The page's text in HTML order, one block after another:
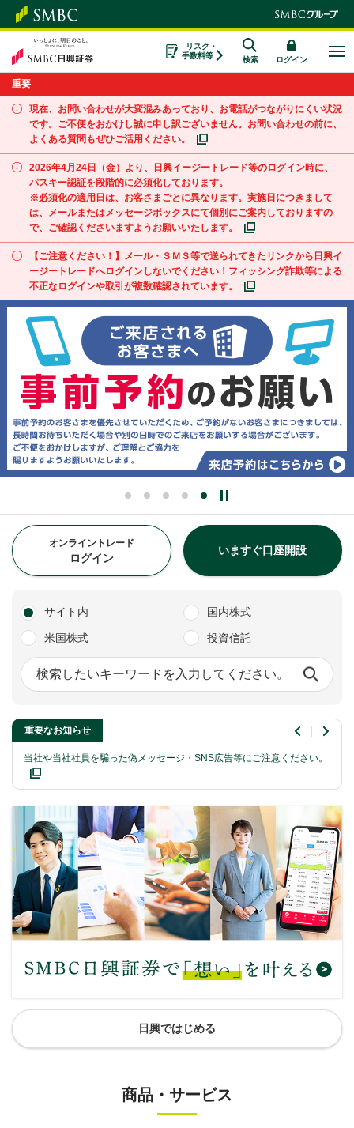
リスク・
手数料等
検索 ログイン
重要
現在、お問い合わせが大変混みあっており、お電話がつながりにくい状況
です。ご不便をおかけし誠に申し訳ございません。お問い合わせの前に、
よくある質問もぜひご活用ください。
2026年4月24日（金）より、日興イージートレード等のログイン時に、
パスキー認証を段階的に必須化しております。
※必須化の適用日は、お客さまごとに異なります。実施日につきまして
は、メールまたはメッセージボックスにて個別にご案内しておりますの
で、ご確認くださいますようお願いいたします。
【ご注意ください！】メール・ＳＭＳ等で送られてきたリンクから日興イ
ージートレードへログインしないでください！フィッシング詐欺等による
不正なログインや取引が複数確認されています。
オンライントレード
ログイン
いますぐ口座開設
サイト内 国内株式
米国株式 投資信託
サイト内検索
重要なお知らせ
東証の上場維持基準に関する経過措置終了～適合しない銘柄は上場廃止
になる可能性があります～
日興ではじめる
商品・サービス